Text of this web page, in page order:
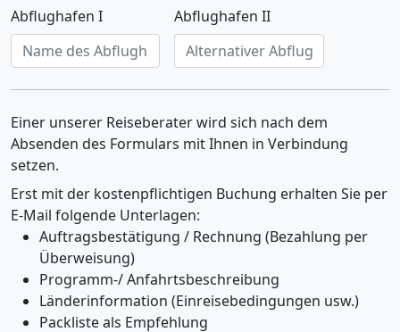
Abflughafen I Abflughafen II
Einer unserer Reiseberater wird sich nach dem
Absenden des Formulars mit Ihnen in Verbindung
setzen.
Erst mit der kostenpflichtigen Buchung erhalten Sie per
E-Mail folgende Unterlagen:
Auftragsbestätigung / Rechnung (Bezahlung per
Überweisung)
Programm-/ Anfahrtsbeschreibung
Länderinformation (Einreisebedingungen usw.)
Packliste als Empfehlung